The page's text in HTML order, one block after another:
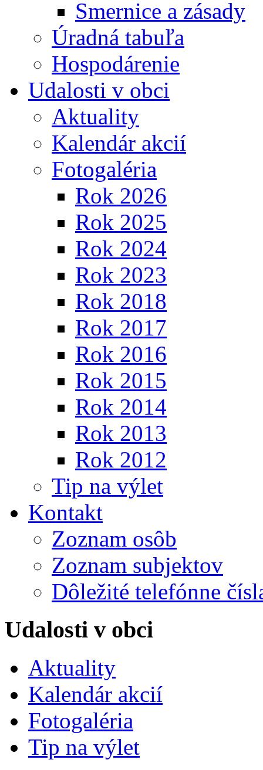
Smernice a zásady
Úradná tabuľa
Hospodárenie
Udalosti v obci
Aktuality
Kalendár akcií
Fotogaléria
Rok 2026
Rok 2025
Rok 2024
Rok 2023
Rok 2018
Rok 2017
Rok 2016
Rok 2015
Rok 2014
Rok 2013
Rok 2012
Tip na výlet
Kontakt
Zoznam osôb
Zoznam subjektov
Dôležité telefónne
Udalosti v obci
Aktuality
Kalendár akcií
Fotogaléria
Tip na výlet